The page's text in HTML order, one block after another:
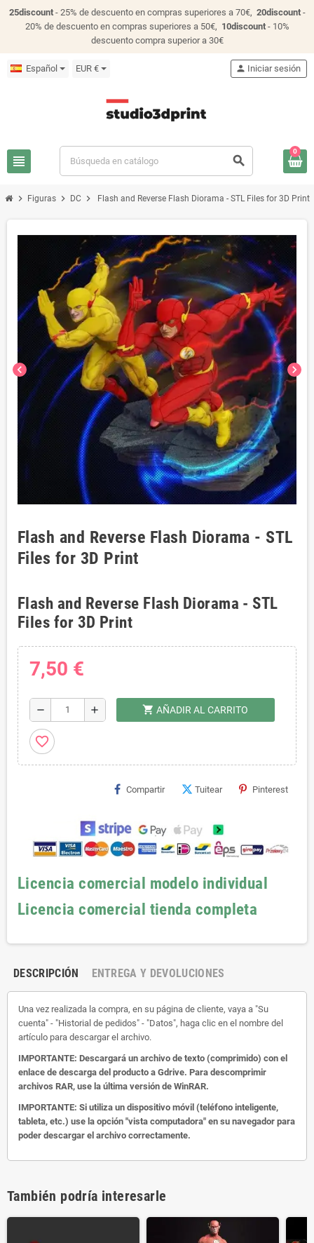
25discount- 25% de descuento en compras superiores a 70€, 20discount-
20% de descuento en compras superiores a 50€, 10discount- 10%
descuento compra superior a 30€
Español EUR €
view_headline search
person Iniciar sesión
0
chevron_right Figuras chevron_right DC chevron_right Flash and Reverse Flash Diorama - STL Files for 3D Print
chevron_left chevron_right
Flash and Reverse Flash Diorama - STL
Files for 3D Print
Flash and Reverse Flash Diorama - STL
Files for 3D Print
7,50 €
remove add shopping_cart AÑADIR AL CARRITO
favorite_border
Compartir Tuitear Pinterest
Licencia comercial modelo individual
Licencia comercial tienda completa
DESCRIPCIÓN ENTREGA Y DEVOLUCIONES
Una vez realizada la compra, en su página de cliente, vaya a "Su
cuenta" - "Historial de pedidos" - "Datos", haga clic en el nombre del
artículo para descargar el archivo.
IMPORTANTE: Descargará un archivo de texto (comprimido) con el
enlace de descarga del producto a Gdrive. Para descomprimir
archivos RAR, use la última versión de WinRAR.
IMPORTANTE: Si utiliza un dispositivo móvil (teléfono inteligente,
tableta, etc.) use la opción "vista computadora" en su navegador para
poder descargar el archivo correctamente.
También podría interesarle